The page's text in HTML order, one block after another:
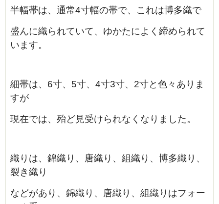
半幅帯は、通常4寸幅の帯で、これは博多織で
盛んに織られていて、ゆかたによく締められて
います。
細帯は、6寸、5寸、4寸3寸、2寸と色々ありま
すが
現在では、殆ど見受けられなくなりました。
織りは、錦織り、唐織り、組織り、博多織り、
裂き織り
などがあり、錦織り、唐織り、組織りはフォー